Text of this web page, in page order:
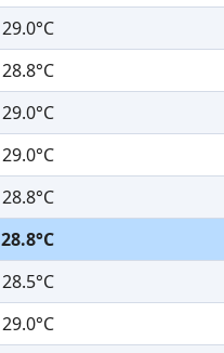
29.0°C
28.8°C
29.0°C
29.0°C
28.8°C
28.8°C
28.5°C
29.0°C